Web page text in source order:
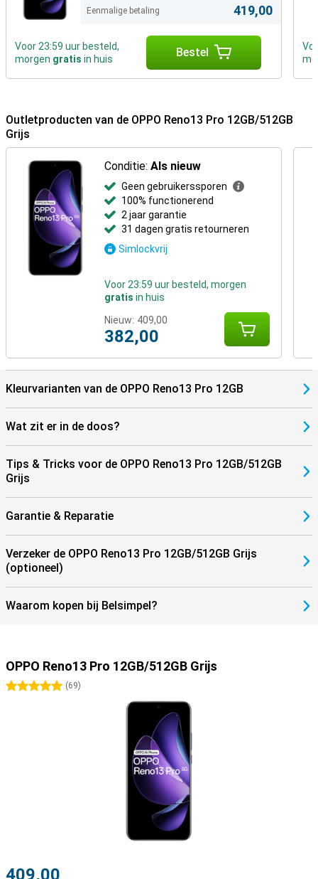
Eenmalige betaling 419,00
Voor 23:59 uur besteld,
morgen gratis in huis Bestel
Outletproducten van de OPPO Reno13 Pro 12GB/512GB
Grijs
Conditie:Als nieuw
Geen gebruikerssporen
100% functionerend
2 jaar garantie
31 dagen gratis retourneren
Simlockvrij
Voor 23:59 uur besteld, morgen
gratis in huis
Nieuw: 409,00
382,00
Kleurvarianten van de OPPO Reno13 Pro 12GB
Wat zit er in de doos?
Tips & Tricks voor de OPPO Reno13 Pro 12GB/512GB
Grijs
Garantie & Reparatie
Verzeker de OPPO Reno13 Pro 12GB/512GB Grijs
(optioneel)
Waarom kopen bij Belsimpel?
OPPO Reno13 Pro 12GB/512GB Grijs
5 sterren
(69)
409,00